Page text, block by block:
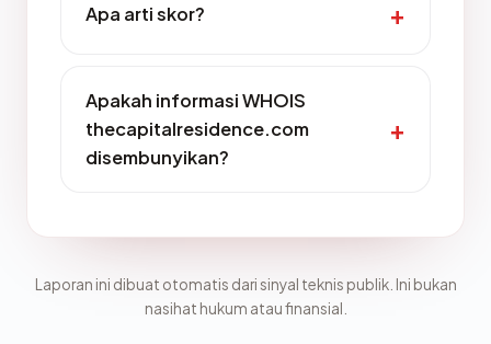
Apa arti skor?
Apakah informasi WHOIS
thecapitalresidence.com
disembunyikan?
Laporan ini dibuat otomatis dari sinyal teknis publik. Ini bukan
nasihat hukum atau finansial.